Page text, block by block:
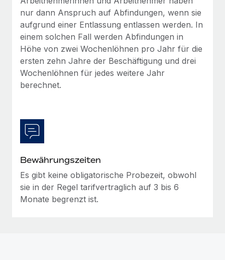
nur dann Anspruch auf Abfindungen, wenn sie
aufgrund einer Entlassung entlassen werden. In
einem solchen Fall werden Abfindungen in
Höhe von zwei Wochenlöhnen pro Jahr für die
ersten zehn Jahre der Beschäftigung und drei
Wochenlöhnen für jedes weitere Jahr
berechnet.
Bewährungszeiten
Es gibt keine obligatorische Probezeit, obwohl
sie in der Regel tarifvertraglich auf 3 bis 6
Monate begrenzt ist.